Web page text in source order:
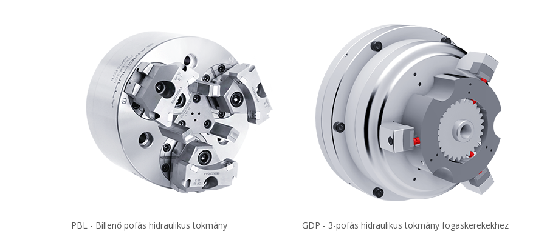
PBL - Billenő pofás hidraulikus tokmány GDP - 3-pofás hidraulikus tokmány fogaskerekekhez